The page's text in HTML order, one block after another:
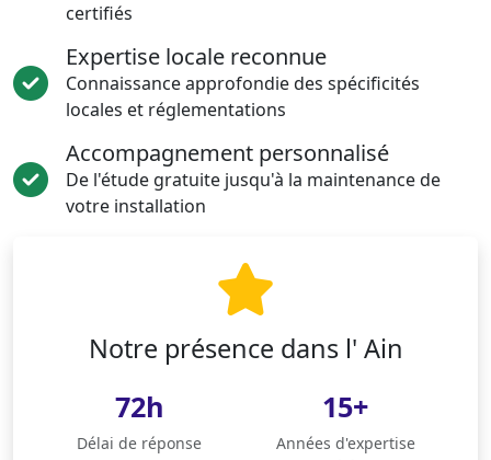
certifiés
Expertise locale reconnue
Connaissance approfondie des spécificités
locales et réglementations
Accompagnement personnalisé
De l'étude gratuite jusqu'à la maintenance de
votre installation
Notre présence dans l' Ain
72h
Délai de réponse
15+
Années d'expertise